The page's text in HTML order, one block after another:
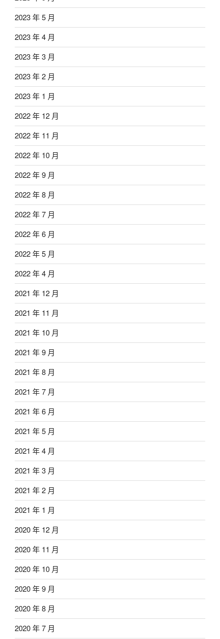
2023 年 5 月
2023 年 4 月
2023 年 3 月
2023 年 2 月
2023 年 1 月
2022 年 12 月
2022 年 11 月
2022 年 10 月
2022 年 9 月
2022 年 8 月
2022 年 7 月
2022 年 6 月
2022 年 5 月
2022 年 4 月
2021 年 12 月
2021 年 11 月
2021 年 10 月
2021 年 9 月
2021 年 8 月
2021 年 7 月
2021 年 6 月
2021 年 5 月
2021 年 4 月
2021 年 3 月
2021 年 2 月
2021 年 1 月
2020 年 12 月
2020 年 11 月
2020 年 10 月
2020 年 9 月
2020 年 8 月
2020 年 7 月